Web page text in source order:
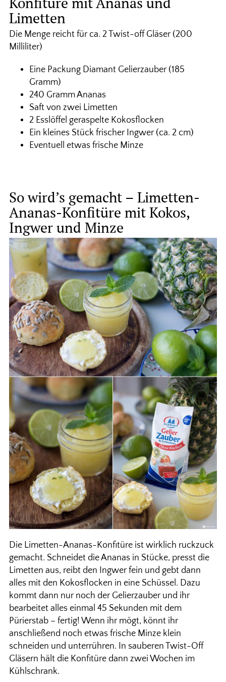
Limetten
Die Menge reicht für ca. 2 Twist-off Gläser (200
Milliliter)
Eine Packung Diamant Gelierzauber (185
Gramm)
240 Gramm Ananas
Saft von zwei Limetten
2 Esslöffel geraspelte Kokosflocken
Ein kleines Stück frischer Ingwer (ca. 2 cm)
Eventuell etwas frische Minze
So wird’s gemacht – Limetten-
Ananas-Konfitüre mit Kokos,
Ingwer und Minze
Die Limetten-Ananas-Konfitüre ist wirklich ruckzuck
gemacht. Schneidet die Ananas in Stücke, presst die
Limetten aus, reibt den Ingwer fein und gebt dann
alles mit den Kokosflocken in eine Schüssel. Dazu
kommt dann nur noch der Gelierzauber und ihr
bearbeitet alles einmal 45 Sekunden mit dem
Pürierstab – fertig! Wenn ihr mögt, könnt ihr
anschließend noch etwas frische Minze klein
schneiden und unterrühren. In sauberen Twist-Off
Gläsern hält die Konfitüre dann zwei Wochen im
Kühlschrank.